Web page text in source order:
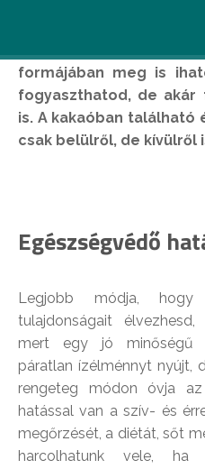
formájában meg is
fogyaszthatod, de
is. A kakaóban található
csak belülről, de kívülről
Egészségvédő
Legjobb módja,
tulajdonságait
mert egy jó minőségű
páratlan ízélménnyt nyújt,
rengeteg módon óvja az
hatással van a szív- és
megőrzését, a diétát, sőt
harcolhatunk vele, ha